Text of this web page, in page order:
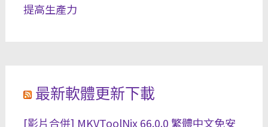
提高生產力
最新軟體更新下載
[影片合併] MKVToolNix 66.0.0 繁體中文免安